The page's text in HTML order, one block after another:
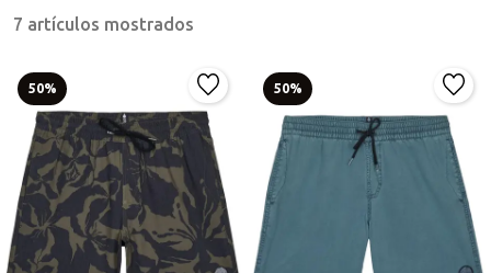
7 artículos mostrados
50% 50%